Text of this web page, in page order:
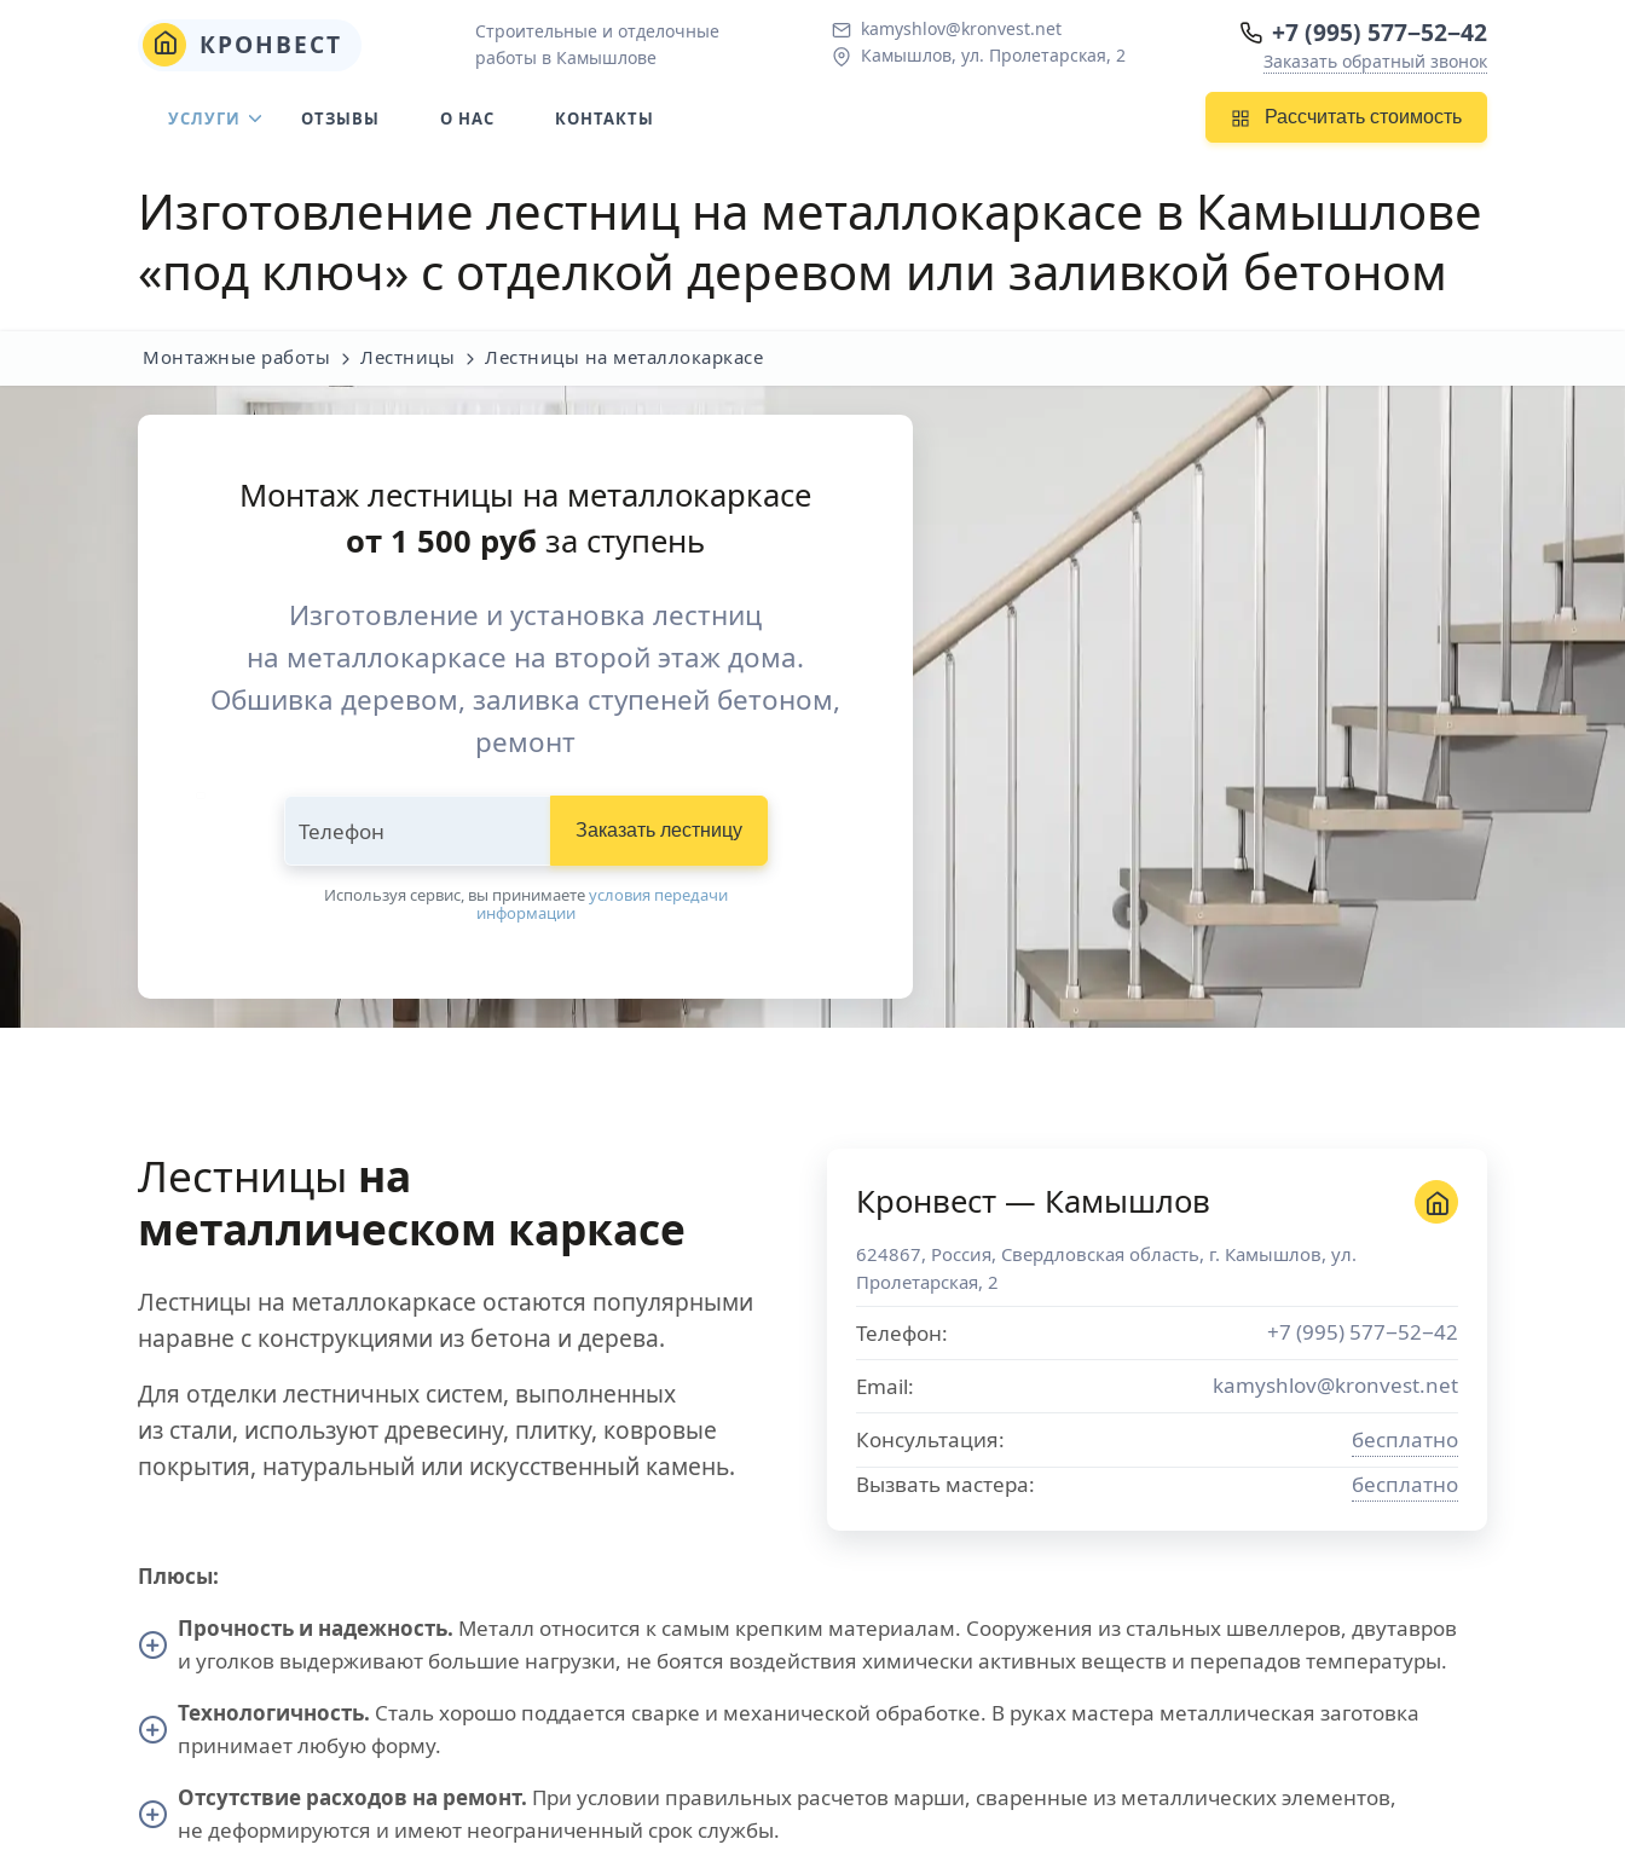
КРОНВЕСТ
Строительные и отделочные
работы в Камышлове
kamyshlov@kronvest.net
Камышлов, ул. Пролетарская, 2
+7 (995) 577−52−42
Заказать обратный звонок
Рассчитать стоимость
УСЛУГИ ОТЗЫВЫ О НАС КОНТАКТЫ
Изготовление лестниц на металлокаркасе в Камышлове
«под ключ» с отделкой деревом или заливкой бетоном
Монтажные работы Лестницы Лестницы на металлокаркасе
Монтаж лестницы на металлокаркасе
от 1 500 руб за ступень
Изготовление и установка лестниц
на металлокаркасе на второй этаж дома.
Обшивка деревом, заливка ступеней бетоном,
ремонт
Телефон Заказать лестницу
Используя сервис, вы принимаетeусловия передачи
информации
Лестницы на
металлическом каркасе
Лестницы на металлокаркасе остаются популярными
наравне с конструкциями из бетона и дерева.
Для отделки лестничных систем, выполненных
из стали, используют древесину, плитку, ковровые
покрытия, натуральный или искусственный камень.
Кронвест — Камышлов
624867, Россия, Свердловская область, г. Камышлов, ул.
Пролетарская, 2
Телефон:
+7 (995) 577−52−42
Email:
kamyshlov@kronvest.net
Консультация:
бесплатно
Вызвать мастера:
бесплатно
Плюсы:
Прочность и надежность. Металл относится к самым крепким материалам. Сооружения из стальных швеллеров, двутавров
и уголков выдерживают большие нагрузки, не боятся воздействия химически активных веществ и перепадов температуры.
Технологичность. Сталь хорошо поддается сварке и механической обработке. В руках мастера металлическая заготовка
принимает любую форму.
Отсутствие расходов на ремонт. При условии правильных расчетов марши, сваренные из металлических элементов,
не деформируются и имеют неограниченный срок службы.